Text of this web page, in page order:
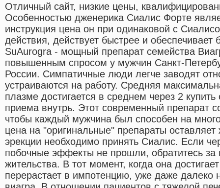
Отличный сайт, низкие цены,
Особенностью дженерика Сиалис Форте
инструкция цена он при одинаковой с
действия, действует быстрее и обеспечивает
SuAurogra - мощный препарат семейства
повышенным спросом у мужчин Санкт-
России. Симпатичные люди легче заводят
устраиваются на работу. Средняя
плазме достигается в среднем через 2
приема внутрь. Этот современный препарат
чтобы каждый мужчина был способен на
цена на "оригинальные" препараты
эрекции необходимо принять Сиалис. Если
побочные эффекты не прошли, обратитесь
жительства. В тот момент, когда она
перерастает в импотенцию, уже даже далеко